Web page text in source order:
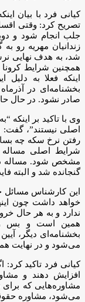
کیانی فرد با بیان
تصریح کرد: وقتی
جلب انجام شود و
زندانیان مهریه رو
شد، به هدف نهایی
همچنین شرایط
اینکه فعلا به
بخشنامه‌ای در
صادر نشود. در حال حاضر هم این
وی با تاکید بر
اصلی نیستند”، گفت:
شرایط اصلی مساله
مشخص شود. مساله
گنجانده شد و البته
این کارشناس مسائل
خواهد داشت چون
ندارد و به هر حال
همین است و بس و
بخشنامه‌ای دیگر،
می‌شود و در نهایت
کیانی فرد تاکید کرد:
افزایش دهند و
مشاوره‌هایی که برای
می‌شود، مشاوره